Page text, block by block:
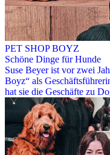
PET SHOP BOYZ
Schöne Dinge für Hunde
Suse Beyer ist vor zwei
Boyz“ als
hat sie die Geschäfte zu